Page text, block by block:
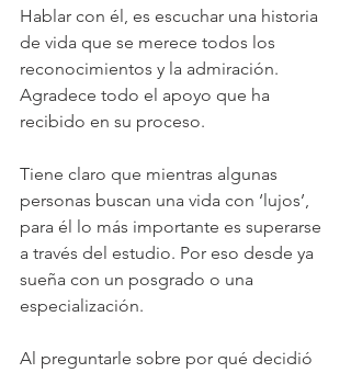
Hablar con él, es escuchar una historia
de vida que se merece todos los
reconocimientos y la admiración.
Agradece todo el apoyo que ha
recibido en su proceso.
Tiene claro que mientras algunas
personas buscan una vida con ‘lujos’,
para él lo más importante es superarse
a través del estudio. Por eso desde ya
sueña con un posgrado o una
especialización.
Al preguntarle sobre por qué decidió